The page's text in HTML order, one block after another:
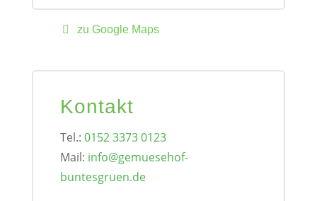
zu Google Maps
Kontakt
Tel.: 0152 3373 0123
Mail: info@gemuesehof-
buntesgruen.de